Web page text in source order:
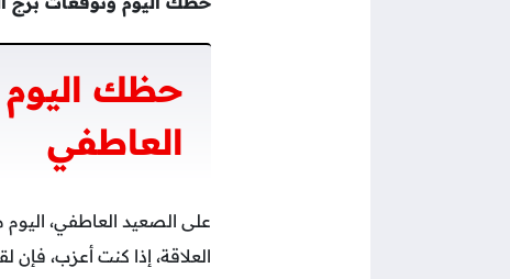
حظك اليوم
العاطفي
على الصعيد العاطفي،
العلاقة، إذا كنت أعزب،